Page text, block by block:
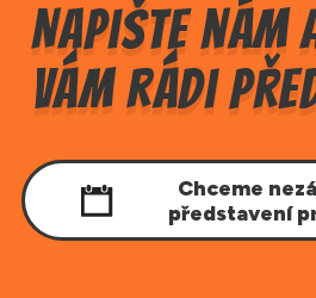
Napište
Vám rádi
Chceme
představení